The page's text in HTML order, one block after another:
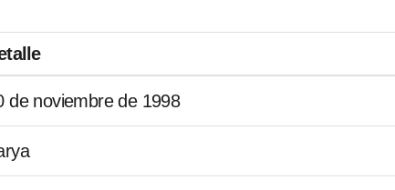
de noviembre de 1998